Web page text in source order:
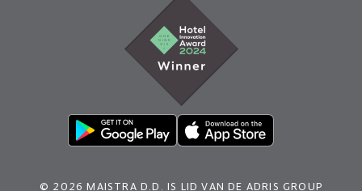
© 2026 MAISTRA D.D. IS LID VAN DE ADRIS GROUP